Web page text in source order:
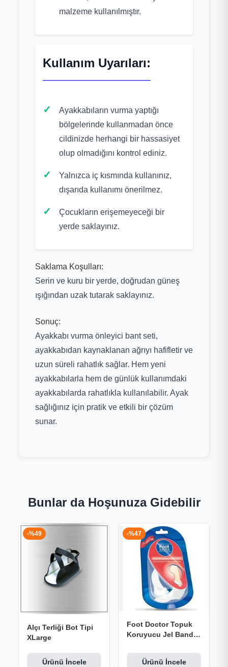
malzeme kullanılmıştır.
Kullanım Uyarıları:
Ayakkabıların vurma yaptığı
bölgelerinde kullanmadan önce
cildinizde herhangi bir hassasiyet
olup olmadığını kontrol ediniz.
Yalnızca iç kısmında kullanınız,
dışarıda kullanımı önerilmez.
Çocukların erişemeyeceği bir
yerde saklayınız.
Saklama Koşulları:
Serin ve kuru bir yerde, doğrudan güneş
ışığından uzak tutarak saklayınız.
Sonuç:
Ayakkabı vurma önleyici bant seti,
ayakkabıdan kaynaklanan ağrıyı hafifletir ve
uzun süreli rahatlık sağlar. Hem yeni
ayakkabılarla hem de günlük kullanımdaki
ayakkabılarda rahatlıkla kullanılabilir. Ayak
sağlığınız için pratik ve etkili bir çözüm
sunar.
Bunlar da Hoşunuza Gidebilir
-%49
Alçı Terliği Bot Tipi
XLarge
Ürünü İncele
-%47
Foot Doctor Topuk
Koruyucu Jel Band 2
Ürünü İncele